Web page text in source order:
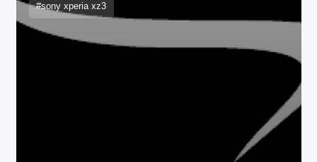
#sony xperia xz3